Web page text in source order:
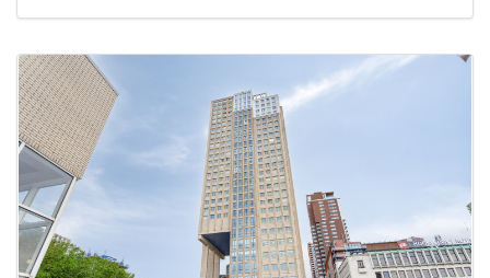
Deze woning
is
waarschijnlijk
al verhuurd
Om kans te
maken moet je
binnen 15